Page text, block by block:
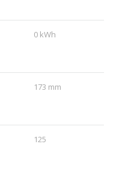
0 kWh
173 mm
125